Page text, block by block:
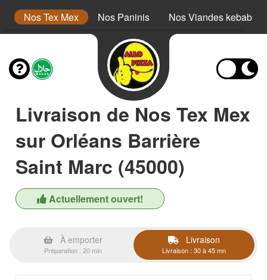
Nos Tex Mex Nos Paninis Nos Viandes kebab
Livraison de Nos Tex Mex
sur Orléans Barrière
Saint Marc (45000)
Actuellement ouvert!
À emporter
Préparation : 20 min
Livraison
Livraison : 30 à 45 mn